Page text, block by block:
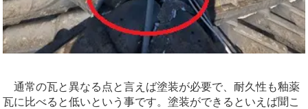
通常の瓦と異なる点と言えば塗装が必要で、耐久性も釉薬
瓦に比べると低いという事です。塗装ができるといえば聞こ